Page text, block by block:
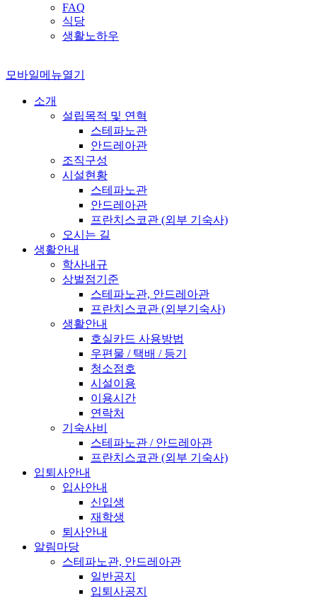
FAQ
식당
생활노하우
모바일메뉴열기
소개
설립목적 및 연혁
스테파노관
안드레아관
조직구성
시설현황
스테파노관
안드레아관
프란치스코관 (외부 기숙사)
오시는 길
생활안내
학사내규
상벌점기준
스테파노관, 안드레아관
프란치스코관 (외부기숙사)
생활안내
호실카드 사용방법
우편물 / 택배 / 등기
청소점호
시설이용
이용시간
연락처
기숙사비
스테파노관 / 안드레아관
프란치스코관 (외부 기숙사)
입퇴사안내
입사안내
신입생
재학생
퇴사안내
알림마당
스테파노관, 안드레아관
일반공지
입퇴사공지